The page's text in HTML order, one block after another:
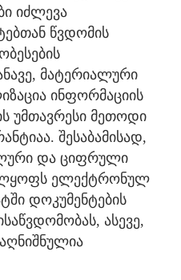
იძლევა
წვდომის
მატერიალური
ინფორმაციის
უმთავრესი მეთოდი
შესაბამისად,
და ციფრული
ელექტრონულ
დოკუმენტების
ასევე,